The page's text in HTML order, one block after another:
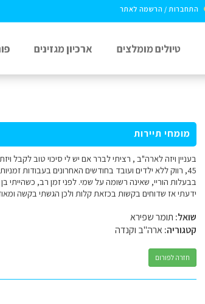
התחברות / הרשמה לאתר
טיולים מומלצים ארכיון מגזינים
מומחי תיירות
בעניין ויזה לארה"ב , רציתי לברר אם יש לי סיכוי טוב לקבל
45, רווק ללא ילדים ועובד בחודשים האחרונים בעבודות
ידעתי אז שדוחים בקשות בכזאת קלות ולכן הגשתי בקשה
שואל: תומר שפירא
קטגוריה:ארה"ב וקנדה
חזרה לפורום